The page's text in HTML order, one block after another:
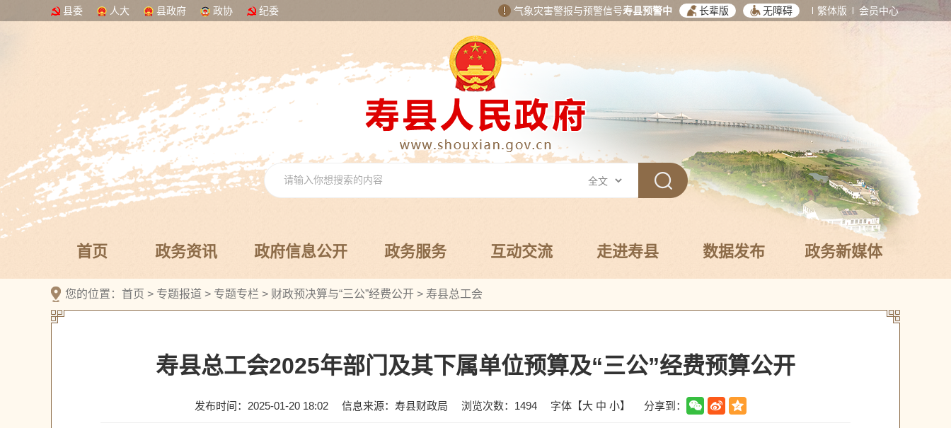
县委 人大 县政府 政协 纪委 气象灾害警报与预警信号寿县预警中 长辈版 无障碍 繁体版 会员中心
首页 政务资讯 政府信息公开 政务服务 互动交流 走进寿县 数据发布 政务新媒体
您的位置： 首页 > 专题报道 > 专题专栏 > 财政预决算与“三公”经费公开 > 寿县总工会
寿县总工会2025年部门及其下属单位预算及“三公”经费预算公开
发布时间：2025-01-20 18:02 信息来源：寿县财政局 浏览次数： 1494 字体【大 中 小】 分享到：